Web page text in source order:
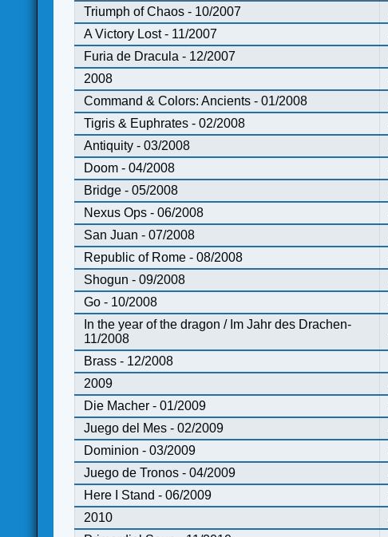
Triumph of Chaos - 10/2007
A Victory Lost - 11/2007
Furia de Dracula - 12/2007
2008
Command & Colors: Ancients - 01/2008
Tigris & Euphrates - 02/2008
Antiquity - 03/2008
Doom - 04/2008
Bridge - 05/2008
Nexus Ops - 06/2008
San Juan - 07/2008
Republic of Rome - 08/2008
Shogun - 09/2008
Go - 10/2008
In the year of the dragon / Im Jahr des Drachen-
11/2008
Brass - 12/2008
2009
Die Macher - 01/2009
Juego del Mes - 02/2009
Dominion - 03/2009
Juego de Tronos - 04/2009
Here I Stand - 06/2009
2010